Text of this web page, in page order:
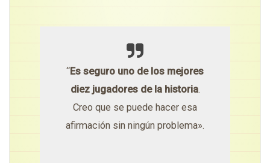
“Es seguro uno de los mejores
diez jugadores de la historia.
Creo que se puede hacer esa
afirmación sin ningún problema».